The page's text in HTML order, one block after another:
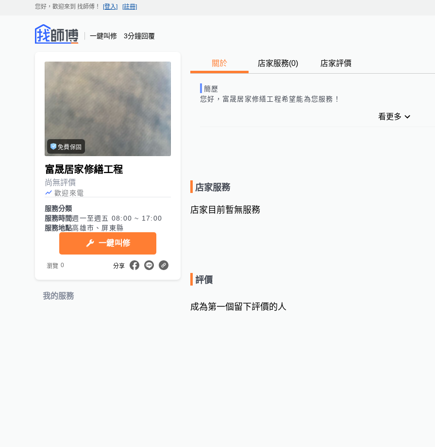
您好，歡迎來到 找師傅 ！ [登入] [註冊]
一鍵叫修 3分鐘回覆
免費保固
富晟居家修繕工程
尚無評價
歡迎來電
服務分類
服務時間週一至週五 08:00 ~ 17:00
服務地點高雄市、屏東縣
一鍵叫修
瀏覽 0 分享
我的服務
關於 店家服務(0) 店家評價
簡歷
您好， 富晟居家修繕工程希望能為您服務！
看更多
店家服務
店家目前暫無服務
評價
成為第一個留下評價的人